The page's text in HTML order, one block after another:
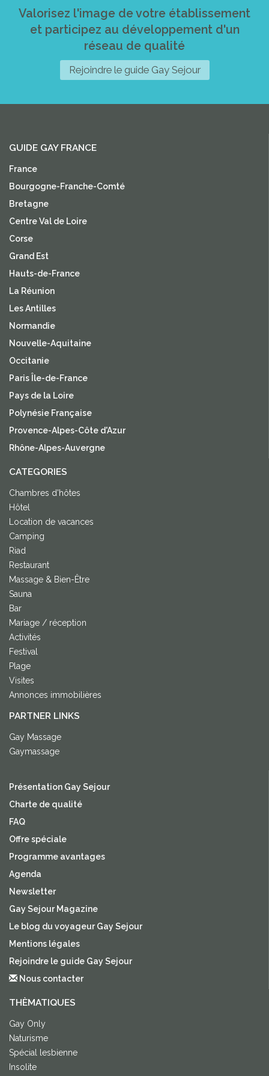
Valorisez l'image de votre établissement
et participez au développement d'un
réseau de qualité
Rejoindre le guide Gay Sejour
GUIDE GAY FRANCE
France
Bourgogne-Franche-Comté
Bretagne
Centre Val de Loire
Corse
Grand Est
Hauts-de-France
La Réunion
Les Antilles
Normandie
Nouvelle-Aquitaine
Occitanie
Paris Île-de-France
Pays de la Loire
Polynésie Française
Provence-Alpes-Côte d'Azur
Rhône-Alpes-Auvergne
CATEGORIES
Chambres d'hôtes
Hôtel
Location de vacances
Camping
Riad
Restaurant
Massage & Bien-Être
Sauna
Bar
Mariage / réception
Activités
Festival
Plage
Visites
Annonces immobilières
PARTNER LINKS
Gay Massage
Gaymassage
Présentation Gay Sejour
Charte de qualité
FAQ
Offre spéciale
Programme avantages
Agenda
Newsletter
Gay Sejour Magazine
Le blog du voyageur Gay Sejour
Mentions légales
Rejoindre le guide Gay Sejour
Nous contacter
THÈMATIQUES
Gay Only
Naturisme
Spécial lesbienne
Insolite